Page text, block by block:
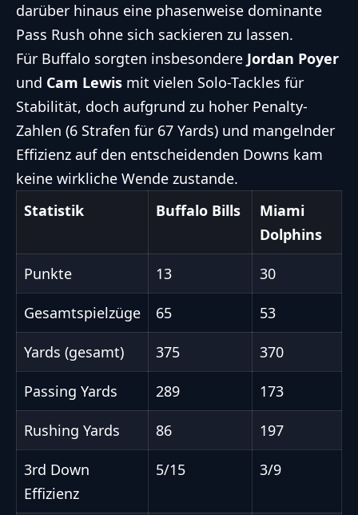
darüber hinaus eine phasenweise dominante
Pass Rush ohne sich sackieren zu lassen.
Für Buffalo sorgten insbesondere Jordan Poyer
und Cam Lewis mit vielen Solo-Tackles für
Stabilität, doch aufgrund zu hoher Penalty-
Zahlen (6 Strafen für 67 Yards) und mangelnder
Effizienz auf den entscheidenden Downs kam
keine wirkliche Wende zustande.
Statistik
Buffalo Bills
Miami
Dolphins
Punkte 13 30
Gesamtspielzüge 65 53
Yards (gesamt) 375 370
Passing Yards 289 173
Rushing Yards 86 197
3rd Down
Effizienz
5/15 3/9